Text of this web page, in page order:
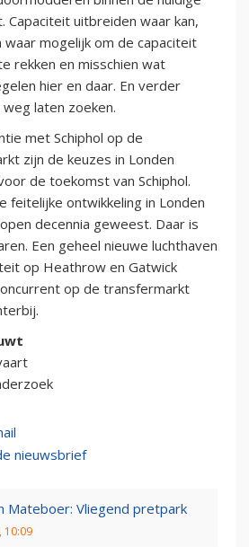
Capaciteit uitbreiden waar kan,
waar mogelijk om de capaciteit
rekken en misschien wat
hier en daar. En verder
laten zoeken.
met Schiphol op de
zijn de keuzes in Londen
de toekomst van Schiphol.
feitelijke ontwikkeling in Londen
decennia geweest. Daar is
Een geheel nieuwe luchthaven
op Heathrow en Gatwick
op de transfermarkt
nieuwsbrief
Mateboer: Vliegend pretpark
10:09